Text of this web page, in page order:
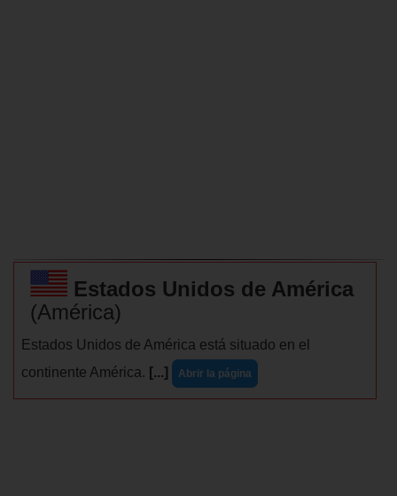
Estados Unidos de América
(América)
Estados Unidos de América está situado en el
continente América. [...] Abrir la página